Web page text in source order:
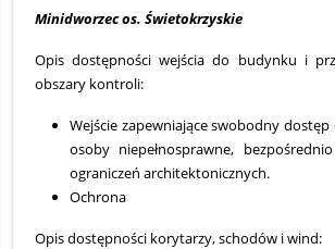
Minidworzec os. Świetokrzyskie
Opis dostępności wejścia do budynku i
obszary kontroli:
Wejście zapewniające swobodny
osoby niepełnosprawne,
ograniczeń architektonicznych.
Ochrona
Opis dostępności korytarzy, schodów i wind: